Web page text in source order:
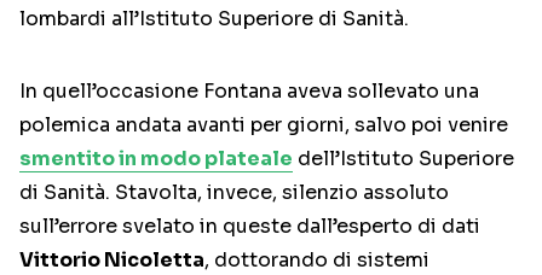
lombardi all’Istituto Superiore di Sanità.
In quell’occasione Fontana aveva sollevato una
polemica andata avanti per giorni, salvo poi venire
smentito in modo plateale dell’Istituto Superiore
di Sanità. Stavolta, invece, silenzio assoluto
sull’errore svelato in queste dall’esperto di dati
Vittorio Nicoletta, dottorando di sistemi